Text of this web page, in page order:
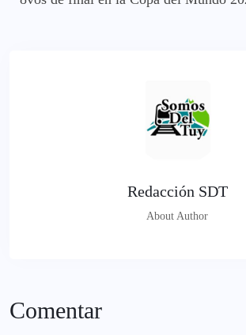
Redacción SDT
About Author
Comentar